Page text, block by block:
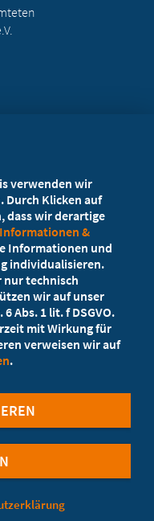
verwenden wir
Durch Klicken auf
dass wir derartige
Informationen &
Informationen und
individualisieren.
technisch
wir auf unser
Abs. 1 lit. f DSGVO.
mit Wirkung für
verweisen wir auf
.